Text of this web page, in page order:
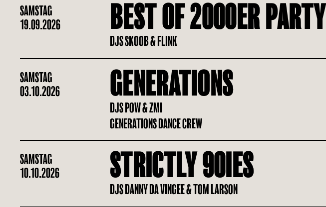
SAMSTAG
19.09.2026
BEST OF 2000ER PARTY
DJS SKOOB & FLINK
SAMSTAG
03.10.2026
GENERATIONS
DJS POW & ZMI
GENERATIONS DANCE CREW
SAMSTAG
10.10.2026
STRICTLY 90IES
DJS DANNY DA VINGEE & TOM LARSON